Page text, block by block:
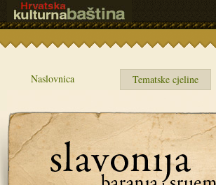
Naslovnica Tematske cjeline